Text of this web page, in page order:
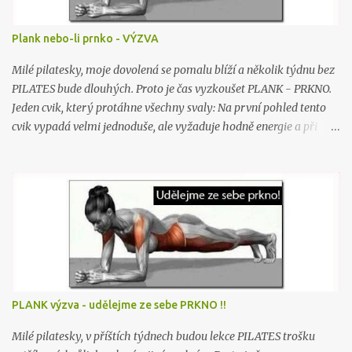
Plank nebo-li prnko - VÝZVA
Milé pilatesky, moje dovolená se pomalu blíží a několik týdnu bez
PILATES bude dlouhých. Proto je čas vyzkoušet PLANK - PRKNO.
Jeden cvik, který protáhne všechny svaly: Na první pohled tento
cvik vypadá velmi jednoduše, ale vyžaduje hodně energie a při
této „prkenné“ pozici musíte vydržet po dobu cca 4,5 minut.
Zpočátku to bude velmi obtížné a budete mít problém vydržet 2
minuty, ale cvičení dělá mistra, a tak se s postupem času určitě
zlepšíte. Tento cvik vám pomůže zmírnit projevy celulitidy, srovná
vám záda, posílí ruce a nohy a posílí břišní svaly, takže vaše břicho
bude zase pěkně ploché. Jak provést cvik Prkno? Při provádění
cviku prkno se nedělá žádný aktivní pohyb. Jednoduše tělo
nastavíte do jedné polohy a v ní se snažíte udržet co možná
nejdéle, ideálně alespoň po dobu 3-4 minut. Je důležité, aby při
PLANK výzva - udělejme ze sebe PRKNO !!
Milé pilatesky, v příštích týdnech budou lekce PILATES trošku